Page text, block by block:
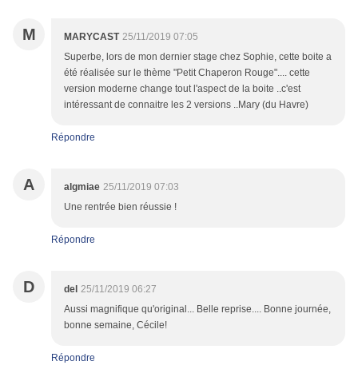
M MARYCAST 25/11/2019 07:05
Superbe, lors de mon dernier stage chez Sophie, cette boite a
été réalisée sur le thème "Petit Chaperon Rouge".... cette
version moderne change tout l'aspect de la boite ..c'est
intéressant de connaitre les 2 versions ..Mary (du Havre)
Répondre
A algmiae 25/11/2019 07:03
Une rentrée bien réussie !
Répondre
D del 25/11/2019 06:27
Aussi magnifique qu'original... Belle reprise.... Bonne journée,
bonne semaine, Cécile!
Répondre